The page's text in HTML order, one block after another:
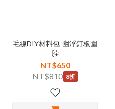
毛線DIY材料包-幽浮釘板圍
脖
NT$650
NT$810 8折